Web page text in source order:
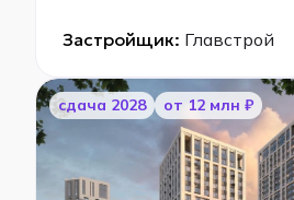
Застройщик: Главстрой
cдача 2028 от 12 млн ₽